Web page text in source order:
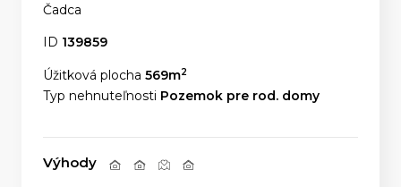
Čadca
ID 139859
Úžitková plocha 569m2
Typ nehnuteľnosti Pozemok pre rod. domy
Výhody